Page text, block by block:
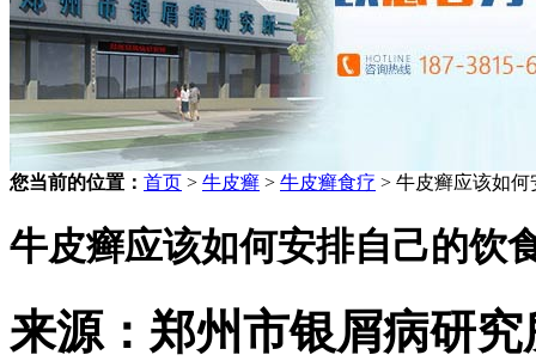
您当前的位置： 首页 > 牛皮癣 > 牛皮癣食疗 > 牛皮癣应该如
牛皮癣应该如何安排自己的饮
来源：郑州市银屑病研究